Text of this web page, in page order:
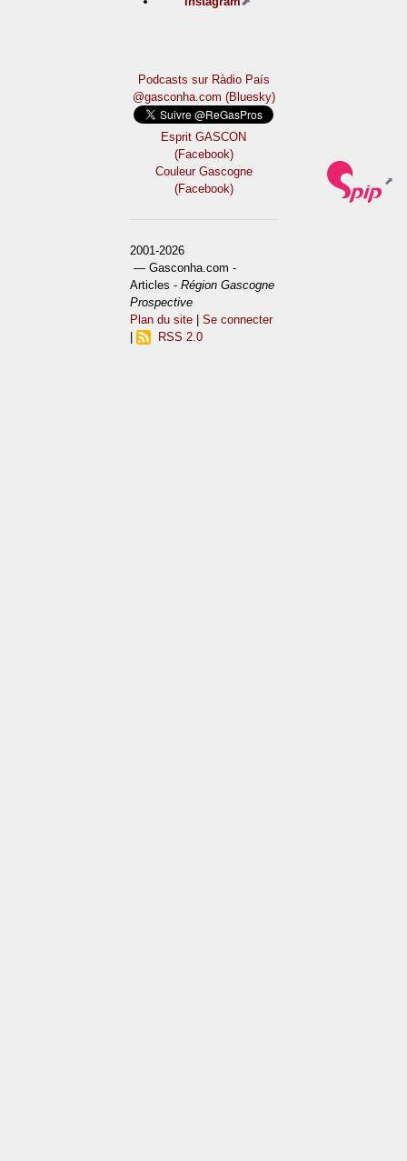
Podcasts sur Ràdio País
@gasconha.com (Bluesky)
Esprit GASCON
(Facebook)
Couleur Gascogne
(Facebook)
2001-2026
— Gasconha.com -
Articles -Région Gascogne
Prospective
Plan du site |Se connecter
RSS 2.0